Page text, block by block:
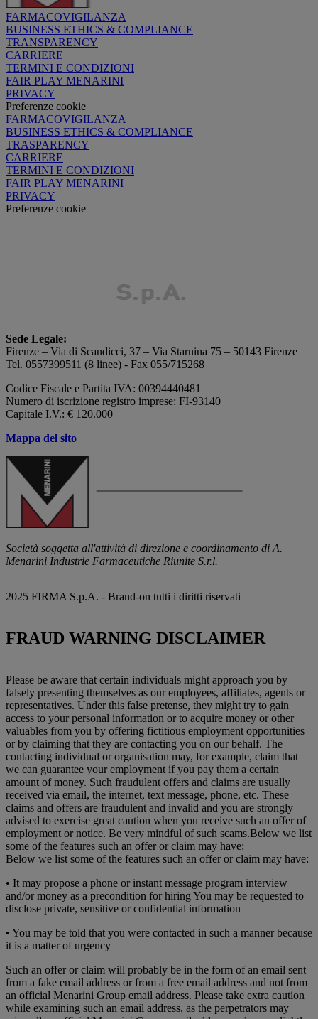
FARMACOVIGILANZA
BUSINESS ETHICS & COMPLIANCE
TRANSPARENCY
CARRIERE
TERMINI E CONDIZIONI
FAIR PLAY MENARINI
PRIVACY
Preferenze cookie
FARMACOVIGILANZA
BUSINESS ETHICS & COMPLIANCE
TRASPARENCY
CARRIERE
TERMINI E CONDIZIONI
FAIR PLAY MENARINI
PRIVACY
Preferenze cookie
Sede Legale:
Firenze – Via di Scandicci, 37 – Via Starnina 75 – 50143 Firenze
Tel. 0557399511 (8 linee) - Fax 055/715268
Codice Fiscale e Partita IVA: 00394440481
Numero di iscrizione registro imprese: FI-93140
Capitale I.V.: € 120.000
Mappa del sito
Società soggetta all'attività di direzione e coordinamento di A.
Menarini Industrie Farmaceutiche Riunite S.r.l.
2025 FIRMA S.p.A. - Brand-on tutti i diritti riservati
FRAUD WARNING DISCLAIMER
Please be aware that certain individuals might approach you by
falsely presenting themselves as our employees, affiliates, agents or
representatives. Under this false pretense, they might try to gain
access to your personal information or to acquire money or other
valuables from you by offering fictitious employment opportunities
or by claiming that they are contacting you on our behalf. The
contacting individual or organisation may, for example, claim that
we can guarantee your employment if you pay them a certain
amount of money. Such fraudulent offers and claims are usually
received via email, the internet, text message, phone, etc. These
claims and offers are fraudulent and invalid and you are strongly
advised to exercise great caution when you receive such an offer of
employment or notice. Be very mindful of such scams.Below we list
some of the features such an offer or claim may have:
Below we list some of the features such an offer or claim may have:
• It may propose a phone or instant message program interview
and/or money as a precondition for hiring You may be requested to
disclose private, sensitive or confidential information
• You may be told that you were contacted in such a manner because
it is a matter of urgency
Such an offer or claim will probably be in the form of an email sent
from a fake email address or from a free email address and not from
an official Menarini Group email address. Please take extra caution
while examining such an email address, as the perpetrators may